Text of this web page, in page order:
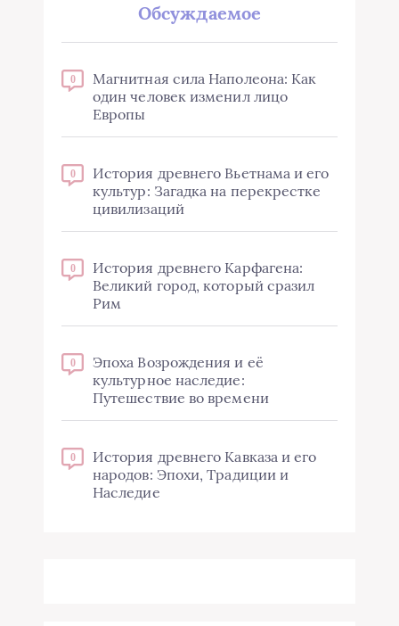
Обсуждаемое
0
Магнитная сила Наполеона: Как
один человек изменил лицо
Европы
0
История древнего Вьетнама и его
культур: Загадка на перекрестке
цивилизаций
0
История древнего Карфагена:
Великий город, который сразил
Рим
0
Эпоха Возрождения и её
культурное наследие:
Путешествие во времени
0
История древнего Кавказа и его
народов: Эпохи, Традиции и
Наследие